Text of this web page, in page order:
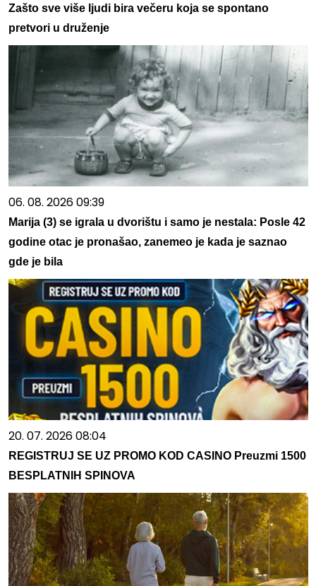
Zašto sve više ljudi bira večeru koja se spontano
pretvori u druženje
06. 08. 2026 09:39
Marija (3) se igrala u dvorištu i samo je nestala: Posle 42
godine otac je pronašao, zanemeo je kada je saznao
gde je bila
20. 07. 2026 08:04
REGISTRUJ SE UZ PROMO KOD CASINO Preuzmi 1500
BESPLATNIH SPINOVA